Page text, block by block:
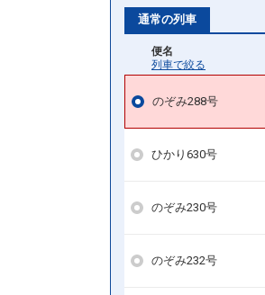
通常の列車
便名
列車で絞る
のぞみ288号
ひかり630号
のぞみ230号
のぞみ232号